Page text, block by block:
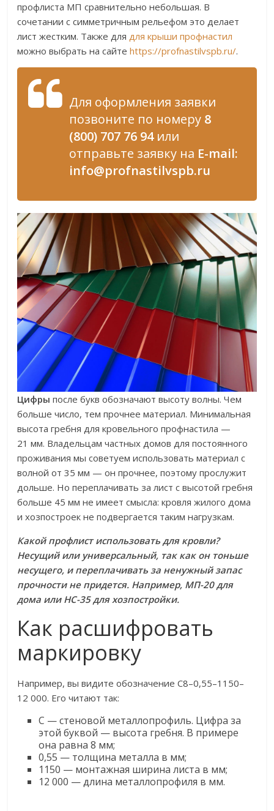
профлиста МП сравнительно небольшая. В
сочетании с симметричным рельефом это делает
лист жестким. Также длядля крыши профнастил
можно выбрать на сайтеhttps://profnastilvspb.ru/.
Для оформления заявки
позвоните по номеру 8
(800) 707 76 94или
отправьте заявку на E-mail:
info@profnastilvspb.ru
Цифры после букв обозначают высоту волны. Чем
больше число, тем прочнее материал. Минимальная
высота гребня для кровельного профнастила —
21 мм. Владельцам частных домов для постоянного
проживания мы советуем использовать материал с
волной от 35 мм — он прочнее, поэтому прослужит
дольше. Но переплачивать за лист с высотой гребня
больше 45 мм не имеет смысла: кровля жилого дома
и хозпостроек не подвергается таким нагрузкам.
Какой профлист использовать для кровли?
Несущий или универсальный, так как он тоньше
несущего, и переплачивать за ненужный запас
прочности не придется. Например, МП-20 для
дома или НС-35 для хозпостройки.
Как расшифровать
маркировку
Например, вы видите обозначение С8–0,55–1150–
12 000. Его читают так:
С — стеновой металлопрофиль. Цифра за
этой буквой — высота гребня. В примере
она равна 8 мм;
0,55 — толщина металла в мм;
1150 — монтажная ширина листа в мм;
12 000 — длина металлопрофиля в мм.